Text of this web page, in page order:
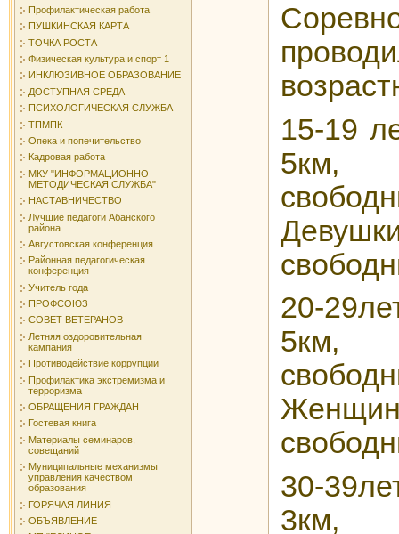
Профилактическая работа
ПУШКИНСКАЯ КАРТА
ТОЧКА РОСТА
Физическая культура и спорт 1
ИНКЛЮЗИВНОЕ ОБРАЗОВАНИЕ
ДОСТУПНАЯ СРЕДА
ПСИХОЛОГИЧЕСКАЯ СЛУЖБА
ТПМПК
Опека и попечительство
Кадровая работа
МКУ "ИНФОРМАЦИОННО-
МЕТОДИЧЕСКАЯ СЛУЖБА"
НАСТАВНИЧЕСТВО
Лучшие педагоги Абанского
района
Августовская конференция
Районная педагогическая
конференция
Учитель года
ПРОФСОЮЗ
СОВЕТ ВЕТЕРАНОВ
Летняя оздоровительная
кампания
Противодействие коррупции
Профилактика экстремизма и
терроризма
ОБРАЩЕНИЯ ГРАЖДАН
Гостевая книга
Материалы семинаров,
совещаний
Муниципальные механизмы
управления качеством
образования
ГОРЯЧАЯ ЛИНИЯ
ОБЪЯВЛЕНИЕ
15-
20-
30-